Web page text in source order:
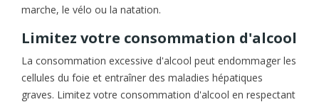
marche, le vélo ou la natation.
Limitez votre consommation d'alcool
La consommation excessive d'alcool peut endommager les
cellules du foie et entraîner des maladies hépatiques
graves. Limitez votre consommation d'alcool en respectant